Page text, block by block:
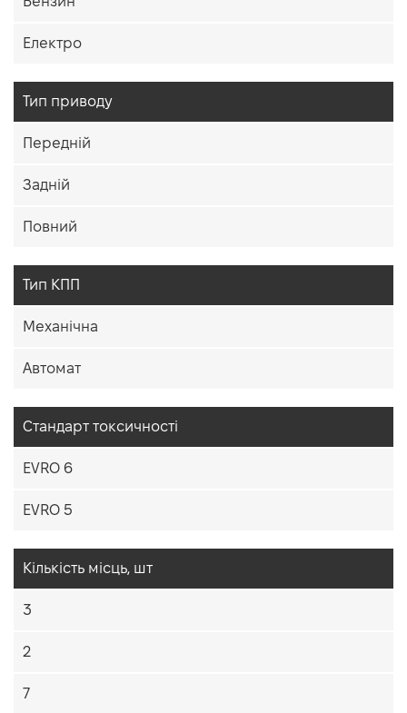
Електро
Тип приводу
Передній
Задній
Повний
Тип КПП
Механічна
Автомат
Cтандарт токсичності
EVRO 6
EVRO 5
Кiлькiсть мiсць, шт
3
2
7